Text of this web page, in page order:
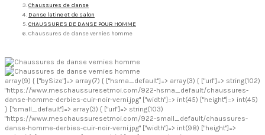
Chaussures de danse
Danse latine et de salon
CHAUSSURES DE DANSE POUR HOMME
Chaussures de danse vernies homme
array(9) { ["bySize"]=> array(7) { ["hsma_default"]=> array(3) { ["url"]=> string(102)
"https://www.meschaussuresetmoi.com/922-hsma_default/chaussures-
danse-homme-derbies-cuir-noir-verni.jpg" ["width"]=> int(45) ["height"]=> int(45)
} ["small_default"]=> array(3) { ["url"]=> string(103)
"https://www.meschaussuresetmoi.com/922-small_default/chaussures-
danse-homme-derbies-cuir-noir-verni.jpg" ["width"]=> int(98) ["height"]=>